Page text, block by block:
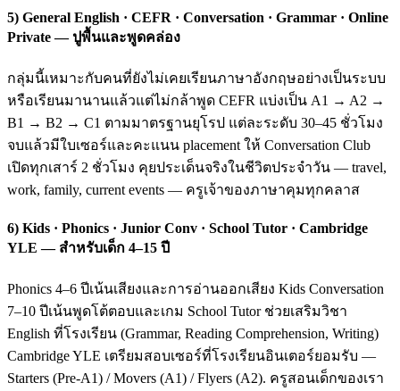
5) General English · CEFR · Conversation · Grammar · Online
Private — ปูพื้นและพูดคล่อง
กลุ่มนี้เหมาะกับคนที่ยังไม่เคยเรียนภาษาอังกฤษอย่างเป็นระบบ
หรือเรียนมานานแล้วแต่ไม่กล้าพูด CEFR แบ่งเป็น A1 → A2 →
B1 → B2 → C1 ตามมาตรฐานยุโรป แต่ละระดับ 30–45 ชั่วโมง
จบแล้วมีใบเซอร์และคะแนน placement ให้ Conversation Club
เปิดทุกเสาร์ 2 ชั่วโมง คุยประเด็นจริงในชีวิตประจำวัน — travel,
work, family, current events — ครูเจ้าของภาษาคุมทุกคลาส
6) Kids · Phonics · Junior Conv · School Tutor · Cambridge
YLE — สำหรับเด็ก 4–15 ปี
Phonics 4–6 ปีเน้นเสียงและการอ่านออกเสียง Kids Conversation
7–10 ปีเน้นพูดโต้ตอบและเกม School Tutor ช่วยเสริมวิชา
English ที่โรงเรียน (Grammar, Reading Comprehension, Writing)
Cambridge YLE เตรียมสอบเซอร์ที่โรงเรียนอินเตอร์ยอมรับ —
Starters (Pre-A1) / Movers (A1) / Flyers (A2). ครูสอนเด็กของเรา